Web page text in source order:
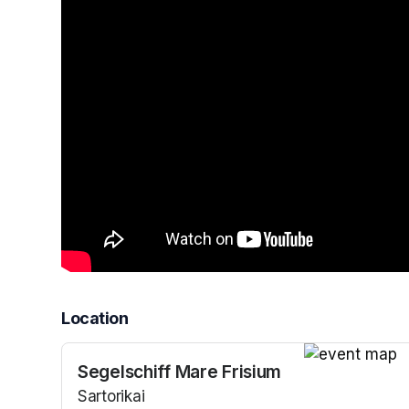
Location
Segelschiff Mare Frisium
Sartorikai